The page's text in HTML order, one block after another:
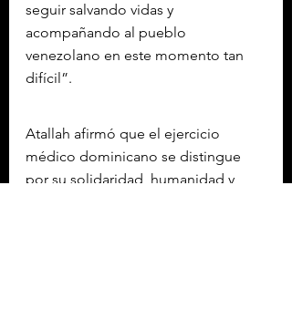
seguir salvando vidas y
acompañando al pueblo
venezolano en este momento tan
difícil”.
Atallah afirmó que el ejercicio
médico dominicano se distingue
por su solidaridad, humanidad y